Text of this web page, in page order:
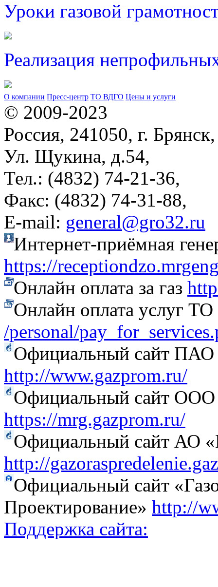
Уроки газовой
Реализация
О компании Пресс-центр ТО ВДГО Цены и услуги
© 2009-2023
Россия, 241050, г. Брянск,
Ул. Щукина, д.54,
Тел.: (4832) 74-21-36,
Факс: (4832) 74-31-88,
Е-mail: general@gro32.ru
Интернет-приёмная
https://
Онлайн оплата за газ
Онлайн оплата услуг
/personal/
Официальный сайт ПАО
http://www.gazprom.ru/
Официальный сайт ООО
https://mrg.gazprom.ru/
Официальный сайт АО
http://
Официальный сайт
Проектирование» http://
Поддержка сайта: